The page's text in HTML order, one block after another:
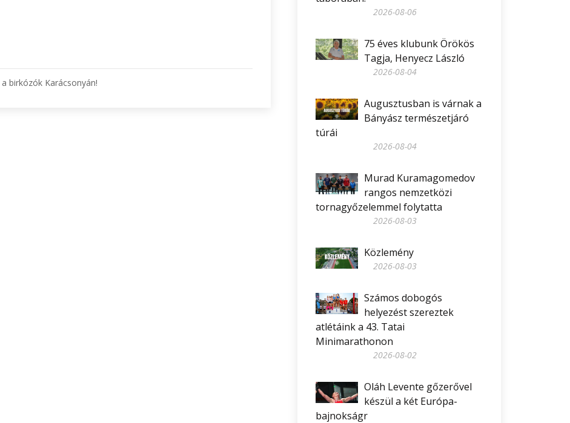
birkózók Karácsonyán!
2026-08-06
75 éves klubunk Örökös
Tagja, Henyecz László
2026-08-04
Augusztusban is várnak a
Bányász természetjáró
túrái
2026-08-04
Murad Kuramagomedov
rangos nemzetközi
tornagyőzelemmel folytatta
2026-08-03
Közlemény
2026-08-03
Számos dobogós
helyezést szereztek
atlétáink a 43. Tatai
Minimarathonon
2026-08-02
Oláh Levente gőzerővel
készül a két Európa-
bajnokságr